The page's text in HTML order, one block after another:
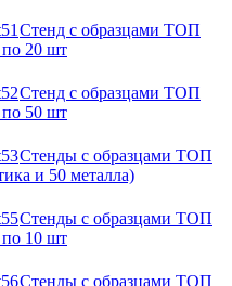
Стенд с образцами ТОП
по 20 шт
Стенд с образцами ТОП
по 50 шт
Стенды с образцами ТОП
и 50 металла)
Стенды с образцами ТОП
по 10 шт
Стенды с образцами ТОП